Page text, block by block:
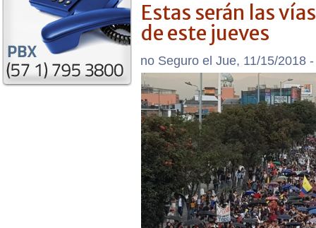
Estas serán las
de este jueves
Enviado por Destino Seguro el Jue, 11/15/2018